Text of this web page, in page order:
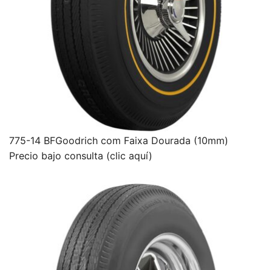
775-14 BFGoodrich com Faixa Dourada (10mm)
Precio bajo consulta (clic aquí)